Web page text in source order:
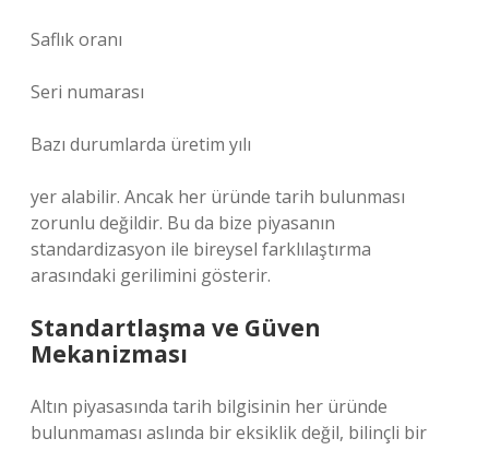
Saflık oranı
Seri numarası
Bazı durumlarda üretim yılı
yer alabilir. Ancak her üründe tarih bulunması
zorunlu değildir. Bu da bize piyasanın
standardizasyon ile bireysel farklılaştırma
arasındaki gerilimini gösterir.
Standartlaşma ve Güven
Mekanizması
Altın piyasasında tarih bilgisinin her üründe
bulunmaması aslında bir eksiklik değil, bilinçli bir